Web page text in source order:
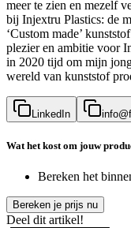
meer te zien en mezelf
bij Injextru Plastics: de
‘Custom made’
plezier en ambitie voor
in 2020 tijd om mijn
wereld van kunststof
LinkedIn
Wat het kost om jouw
Bereken het
Bereken je prijs nu
Deel dit artikel!